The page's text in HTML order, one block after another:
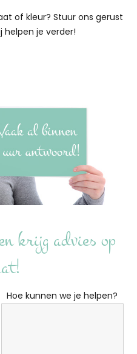
of kleur? Stuur ons gerust
helpen je verder!
krijg advies op
Hoe kunnen we je helpen?